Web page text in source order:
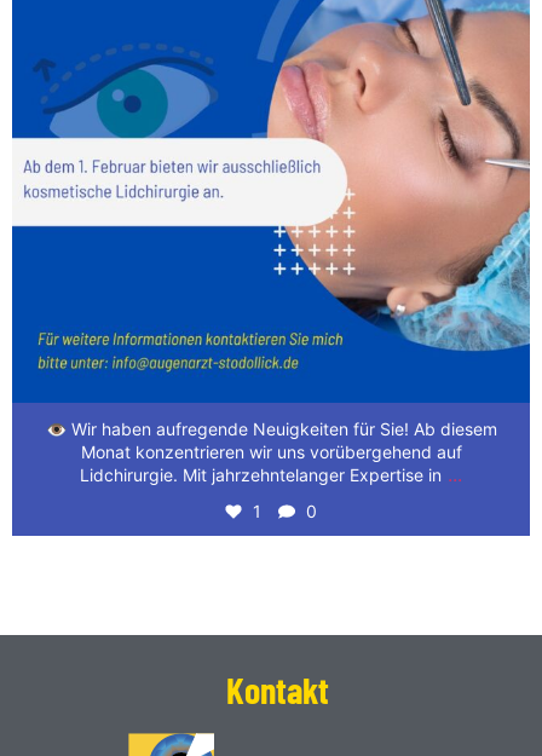
👁️ Wir haben aufregende Neuigkeiten für Sie! Ab diesem
Monat konzentrieren wir uns vorübergehend auf
Lidchirurgie. Mit jahrzehntelanger Expertise in ...
1 0
Kontakt